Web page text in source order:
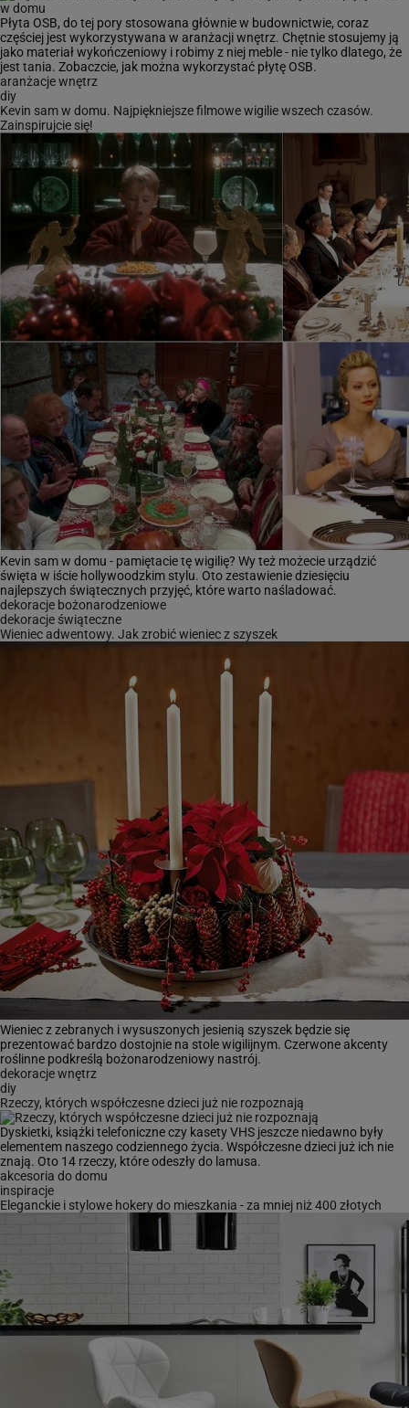
Płyta OSB, do tej pory stosowana głównie w budownictwie, coraz
częściej jest wykorzystywana w aranżacji wnętrz. Chętnie stosujemy ją
jako materiał wykończeniowy i robimy z niej meble - nie tylko dlatego, że
jest tania. Zobaczcie, jak można wykorzystać płytę OSB.
aranżacje wnętrz
diy
Kevin sam w domu. Najpiękniejsze filmowe wigilie wszech czasów.
Zainspirujcie się!
Kevin sam w domu - pamiętacie tę wigilię? Wy też możecie urządzić
święta w iście hollywoodzkim stylu. Oto zestawienie dziesięciu
najlepszych świątecznych przyjęć, które warto naśladować.
dekoracje bożonarodzeniowe
dekoracje świąteczne
Wieniec adwentowy. Jak zrobić wieniec z szyszek
Wieniec z zebranych i wysuszonych jesienią szyszek będzie się
prezentować bardzo dostojnie na stole wigilijnym. Czerwone akcenty
roślinne podkreślą bożonarodzeniowy nastrój.
dekoracje wnętrz
diy
Rzeczy, których współczesne dzieci już nie rozpoznają
Dyskietki, książki telefoniczne czy kasety VHS jeszcze niedawno były
elementem naszego codziennego życia. Współczesne dzieci już ich nie
znają. Oto 14 rzeczy, które odeszły do lamusa.
akcesoria do domu
inspiracje
Eleganckie i stylowe hokery do mieszkania - za mniej niż 400 złotych